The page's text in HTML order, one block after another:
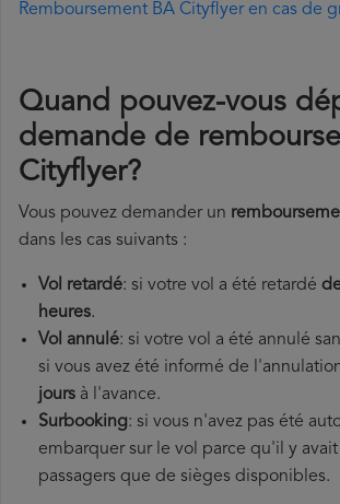
Remboursement BA Cityflyer en cas de
Quand pouvez-vous
demande de
Cityflyer?
Vous pouvez demander un
dans les cas suivants :
Vol retardé: si votre vol a été retardé
heures.
Vol annulé: si votre vol a été annulé
si vous avez été informé de
jours à l'avance.
Surbooking: si vous n'avez pas été
embarquer sur le vol parce qu'il y
passagers que de sièges disponibles.